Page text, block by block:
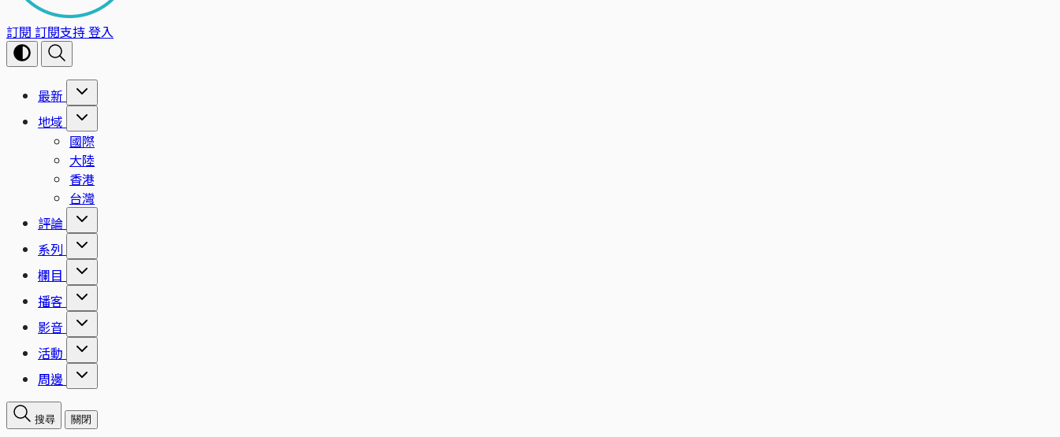
訂閱 訂閱支持登入
最新
地域
國際
大陸
香港
台灣
評論
系列
欄目
播客
影音
活動
周邊
搜尋 關閉